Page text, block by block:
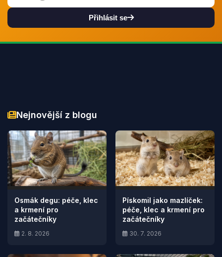
Přihlásit se
Nejnovější z blogu
Osmák degu: péče, klec
a krmení pro
začátečníky
2. 8. 2026
Pískomil jako mazlíček:
péče, klec a krmení pro
začátečníky
30. 7. 2026